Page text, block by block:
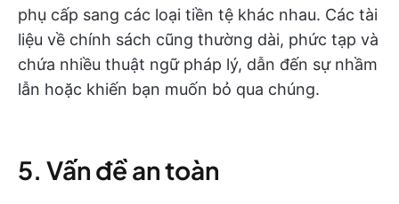
phụ cấp sang các loại tiền tệ khác nhau. Các tài
liệu về chính sách cũng thường dài, phức tạp và
chứa nhiều thuật ngữ pháp lý, dẫn đến sự nhầm
lẫn hoặc khiến bạn muốn bỏ qua chúng.
5. Vấn đề an toàn